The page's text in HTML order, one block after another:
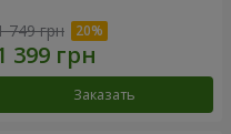
749 грн
Заказать